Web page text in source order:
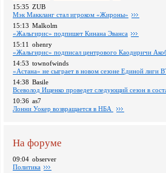
15:35 ZUB
Мэк Маккланг стал игроком «Жироны»
15:13 Malkolm
«Жальгирис» подпишет Кинана Эванса
15:11 ohenry
«Жальгирис» подписал центрового Каодиричи
14:53 townofwinds
«Астана» не сыграет в новом сезоне Единой лиги
14:38 Basile
Всеволод Ищенко проведет следующий сезон в
10:36 as7
Лонни Уокер возвращается в НБА
На форуме
09:04 observer
Политика